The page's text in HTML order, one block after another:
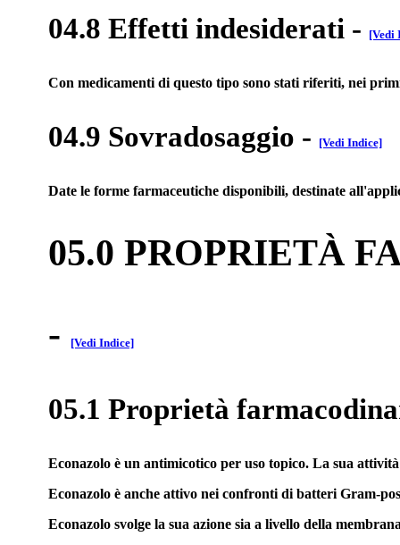
04.8 Effetti indesiderati - [Vedi
Con medicamenti di questo tipo sono stati riferiti, nei
04.9 Sovradosaggio - [Vedi Indice]
Date le forme farmaceutiche disponibili, destinate
05.0 PROPRIETÀ
-
[Vedi Indice]
05.1 Proprietà
Econazolo è un antimicotico per uso topico. La sua
Econazolo è anche attivo nei confronti di batteri Gram-
Econazolo svolge la sua azione sia a livello della